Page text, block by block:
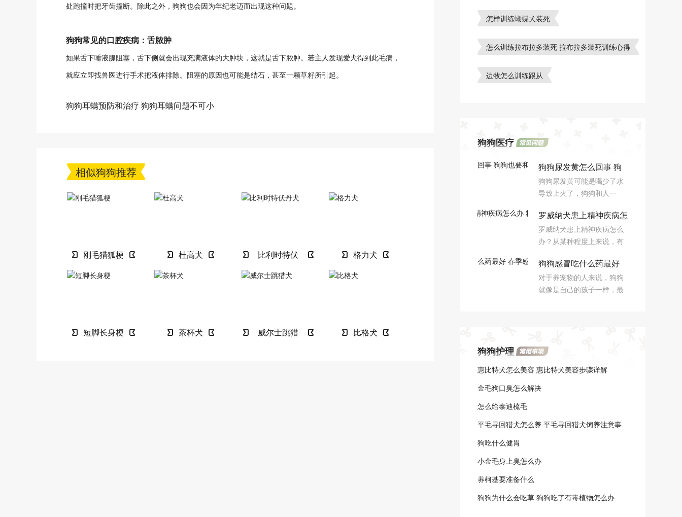
处跑撞时把牙齿撞断。除此之外，狗狗也会因为年纪老迈而出现这种问题。
狗狗常见的口腔疾病：舌脓肿
如果舌下唾液腺阻塞，舌下侧就会出现充满液体的大肿块，这就是舌下脓肿。若主人发现爱犬得到此毛病，
就应立即找兽医进行手术把液体排除。阻塞的原因也可能是结石，甚至一颗草籽所引起。
狗狗耳螨预防和治疗 狗狗耳螨问题不可小
相似狗狗推荐
刚毛猎狐梗 杜高犬
比利时特伏
格力犬
短脚长身梗 茶杯犬
威尔士跳猎
比格犬
怎样训练蝴蝶犬装死
怎么训练拉布拉多装死 拉布拉多装死训练心得
边牧怎么训练跟从
狗狗医疗
狗狗尿发黄怎么回事 狗
狗也要和人类一样多喝水
哦
狗狗尿发黄可能是喝少了水
导致上火了，狗狗和人一
的；另外因为狗狗尿液中含
有的尿色素也是会导致狗狗
尿液发黄的。
罗威纳犬患上精神疾病怎
么办 精神疾病治疗办法
罗威纳犬患上精神疾病怎么
办？从某种程度上来说，有
疾病要来的更可怕，对于狗
狗的身体产生的危害可能更
大。
狗狗感冒吃什么药最好
春季感冒频发如何治疗
对于养宠物的人来说，狗狗
就像是自己的孩子一样，最
狗狗护理
惠比特犬怎么美容 惠比特犬美容步骤详解
金毛狗口臭怎么解决
怎么给泰迪梳毛
平毛寻回猎犬怎么养 平毛寻回猎犬饲养注意事
项
狗吃什么健胃
小金毛身上臭怎么办
养柯基要准备什么
狗狗为什么会吃草 狗狗吃了有毒植物怎么办